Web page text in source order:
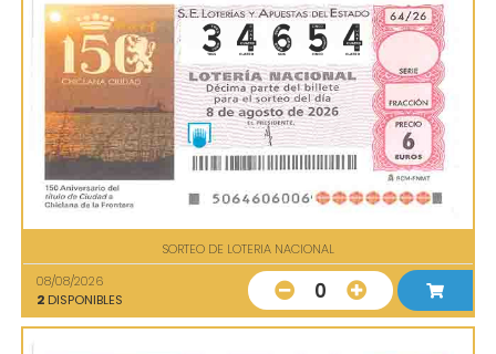
SORTEO DE LOTERIA NACIONAL
08/08/2026
2 DISPONIBLES 0